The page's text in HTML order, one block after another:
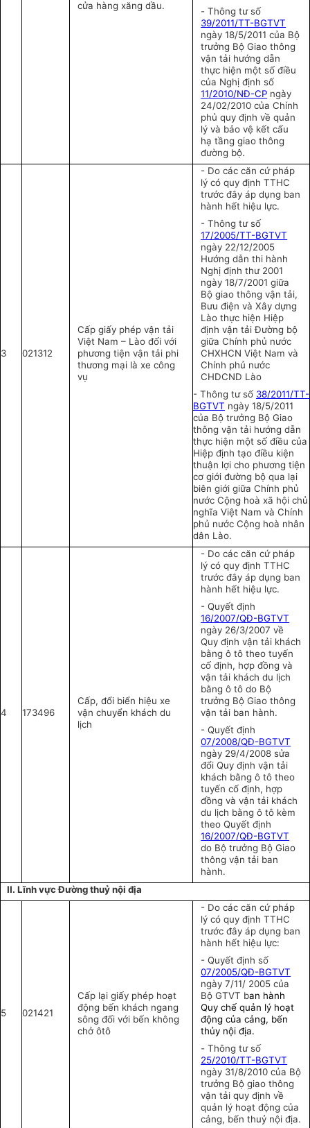
cửa hàng xăng dầu. -Thông tư số
39/2011/TT-BGTVT
ngày 18/5/2011 của Bộ
trưởng Bộ Giao thông
vận tải hướng dẫn
thực hiện một số điều
của Nghị định số
11/2010/NĐ-CP ngày
24/02/2010 của Chính
phủ quy định về quản
lý và bảo vệ kết cấu
hạ tầng giao thông
đường bộ.
3 021312
Cấp giấy phép vận tải
Việt Nam – Lào đối với
phương tiện vận tải phi
thương mại là xe công
vụ
- Do các căn cứ pháp
lý có quy định TTHC
trước đây áp dụng ban
hành hết hiệu lực.
- Thông tư số
17/2005/TT-BGTVT
ngày 22/12/2005
Hướng dẫn thi hành
Nghị định thư 2001
ngày 18/7/2001 giữa
Bộ giao thông vận tải,
Bưu điện và Xây dựng
Lào thực hiện Hiệp
định vận tải Đường bộ
giữa Chính phủ nước
CHXHCN Việt Nam và
Chính phủ nước
CHDCND Lào
- Thông tư số 38/2011/TT-
BGTVT ngày 18/5/2011
của Bộ trưởng Bộ Giao
thông vận tải hướng dẫn
thực hiện một số điều của
Hiệp định tạo điều kiện
thuận lợi cho phương tiện
cơ giới đường bộ qua lại
biên giới giữa Chính phủ
nước Cộng hoà xã hội chủ
nghĩa Việt Nam và Chính
phủ nước Cộng hoà nhân
dân Lào.
4 173496
Cấp, đổi biển hiệu xe
vận chuyển khách du
lịch
- Do các căn cứ pháp
lý có quy định TTHC
trước đây áp dụng ban
hành hết hiệu lực.
- Quyết định
16/2007/QĐ-BGTVT
ngày 26/3/2007 về
Quy định vận tải khách
bằng ô tô theo tuyến
cố định, hợp đồng và
vận tải khách du lịch
bằng ô tô do Bộ
trưởng Bộ Giao thông
vận tải ban hành.
- Quyết định
07/2008/QĐ-BGTVT
ngày 29/4/2008 sửa
đổi Quy định vận tải
khách bằng ô tô theo
tuyến cố định, hợp
đồng và vận tải khách
du lịch bằng ô tô kèm
theo Quyết định
16/2007/QĐ-BGTVT
do Bộ trưởng Bộ Giao
thông vận tải ban
hành.
II. Lĩnh vực Đường thuỷ nội địa
5 021421
Cấp lại giấy phép hoạt
động bến khách ngang
sông đối với bến không
chở ôtô
- Do các căn cứ pháp
lý có quy định TTHC
trước đây áp dụng ban
hành hết hiệu lực:
- Quyết định số
07/2005/QĐ-BGTVT
ngày 7/11/ 2005 của
Bộ GTVT ban hành
Quy chế quản lý hoạt
động của cảng, bến
thủy nội địa.
-Thông tư số
25/2010/TT-BGTVT
ngày 31/8/2010 của Bộ
trưởng Bộ giao thông
vận tải quy định về
quản lý hoạt động của
cảng, bến thuỷ nội địa.